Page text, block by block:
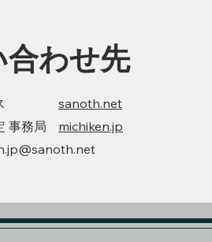
合わせ先
事務局
sanoth.net
michiken.jp